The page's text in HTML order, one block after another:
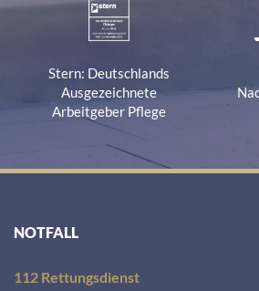
Stern: Deutschlands
Ausgezeichnete
Arbeitgeber Pflege
NOTFALL
112 Rettungsdienst